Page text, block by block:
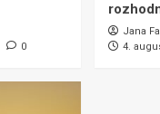
0
Jana
4.